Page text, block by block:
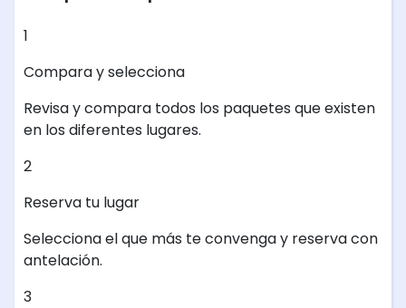
1
Compara y selecciona
Revisa y compara todos los paquetes que existen
en los diferentes lugares.
2
Reserva tu lugar
Selecciona el que más te convenga y reserva con
antelación.
3